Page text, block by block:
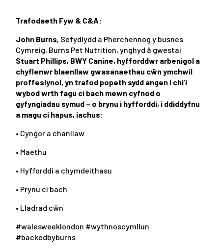
Trafodaeth Fyw & C&A:
John Burns, Sefydlydd a Pherchennog y busnes
Cymreig, Burns Pet Nutrition, ynghyd â gwestai
Stuart Phillips, BWY Canine, hyfforddwr arbenigol a
chyflenwr blaenllaw gwasanaethau cŵn ymchwil
proffesiynol, yn trafod popeth sydd angen i chi’i
wybod wrth fagu ci bach mewn cyfnod o
gyfyngiadau symud – o brynu i hyfforddi, i ddiddyfnu
a magu ci hapus, iachus:
• Cyngor a chanllaw
• Maethu
• Hyfforddi a chymdeithasu
• Prynu ci bach
• Lladrad cŵn
#walesweeklondon #wythnoscymllun
#backedbyburns